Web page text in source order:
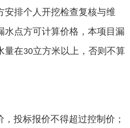
安排个人开挖检查复核与维
水点方可计算价格，本项目漏
量在30立方米以上，否则不算
投标报价不得超过控制价；